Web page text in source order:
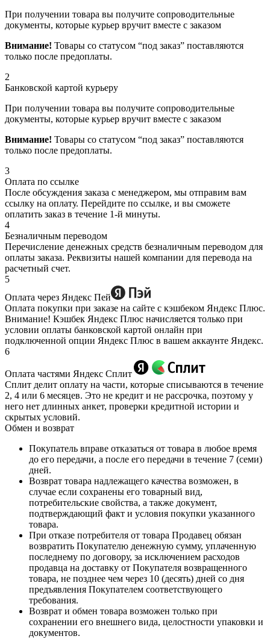
При получении товара вы получите сопроводительные
документы, которые курьер вручит вместе с заказом
Внимание! Товары со статусом “под заказ” поставляются
только после предоплаты.
2
Банковской картой курьеру
При получении товара вы получите сопроводительные
документы, которые курьер вручит вместе с заказом
Внимание! Товары со статусом “под заказ” поставляются
только после предоплаты.
3
Оплата по ссылке
После обсуждения заказа с менеджером, мы отправим вам
ссылку на оплату. Перейдите по ссылке, и вы сможете
оплатить заказ в течение 1-й минуты.
4
Безналичным переводом
Перечисление денежных средств безналичным переводом для
оплаты заказа. Реквизиты нашей компании для перевода на
расчетный счет.
5
Оплата через Яндекс Пей
Оплата покупки при заказе на сайте с кэшбеком Яндекс Плюс.
Внимание! Кэшбек Яндекс Плюс начисляется только при
условии оплаты банковской картой онлайн при
подключенной опции Яндекс Плюс в вашем аккаунте Яндекс.
6
Оплата частями Яндекс Сплит
Сплит делит оплату на части, которые списываются в течение
2, 4 или 6 месяцев. Это не кредит и не рассрочка, поэтому у
него нет длинных анкет, проверки кредитной истории и
скрытых условий.
Обмен и возврат
Покупатель вправе отказаться от товара в любое время
до его передачи, а после его передачи в течение 7 (семи)
дней.
Возврат товара надлежащего качества возможен, в
случае если сохранены его товарный вид,
потребительские свойства, а также документ,
подтверждающий факт и условия покупки указанного
товара.
При отказе потребителя от товара Продавец обязан
возвратить Покупателю денежную сумму, уплаченную
последнему по договору, за исключением расходов
продавца на доставку от Покупателя возвращенного
товара, не позднее чем через 10 (десять) дней со дня
предъявления Покупателем соответствующего
требования.
Возврат и обмен товара возможен только при
сохранении его внешнего вида, целостности упаковки и
документов.